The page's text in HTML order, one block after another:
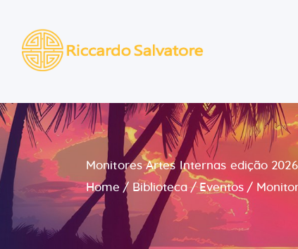
Monitores Artes Internas edição 2026
Home
Biblioteca Eventos